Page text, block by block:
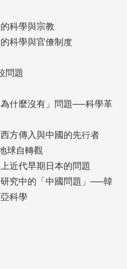
科學與宗教
科學與官僚制度
問題
什麼沒有」問題──科學革
方傳入與中國的先行者
球自轉觀
近代早期日本的問題
究中的「中國問題」──韓
科學